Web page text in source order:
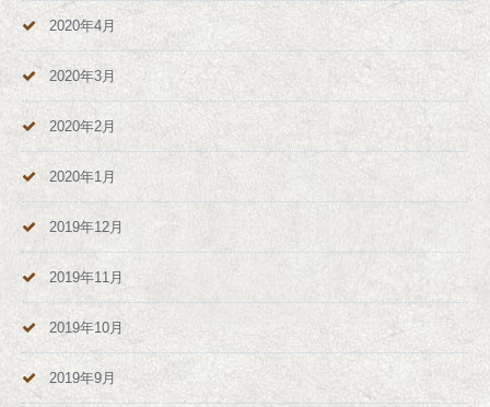
2020年4月
2020年3月
2020年2月
2020年1月
2019年12月
2019年11月
2019年10月
2019年9月